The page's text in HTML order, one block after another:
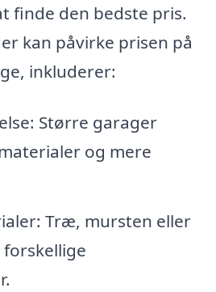
finde den bedste pris.
kan påvirke prisen på
inkluderer:
Større garager
og mere
Træ, mursten eller
forskellige